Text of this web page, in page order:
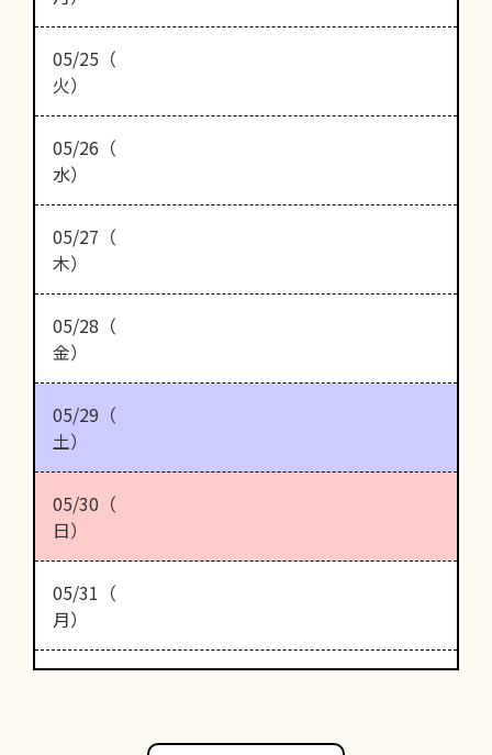
05/25（
火）
05/26（
水）
05/27（
木）
05/28（
金）
05/29（
土）
05/30（
日）
05/31（
月）